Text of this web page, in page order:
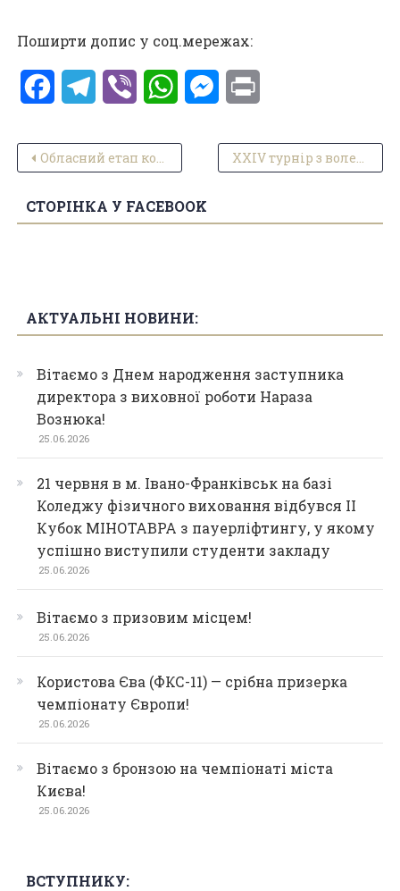
Поширти допис у соц.мережах:
FacebookTelegram
Viber WhatsAppMessenger
Навігація записів
Обласний етап конкурсу читців поезії ХХІV турнір з волейболу серед юнаків пам’яті Володимира Кундельського
СТОРІНКА У FACEBOOK
АКТУАЛЬНІ НОВИНИ:
Вітаємо з Днем народження заступника
директора з виховної роботи Нараза
Вознюка!
25.06.2026
21 червня в м. Івано-Франківськ на базі
Коледжу фізичного виховання відбувся ІІ
Кубок МІНОТАВРА з пауерліфтингу, у якому
успішно виступили студенти закладу
25.06.2026
Вітаємо з призовим місцем!
25.06.2026
Користова Єва (ФКС-11) — срібна призерка
чемпіонату Європи!
25.06.2026
Вітаємо з бронзою на чемпіонаті міста
Києва!
25.06.2026
ВСТУПНИКУ: